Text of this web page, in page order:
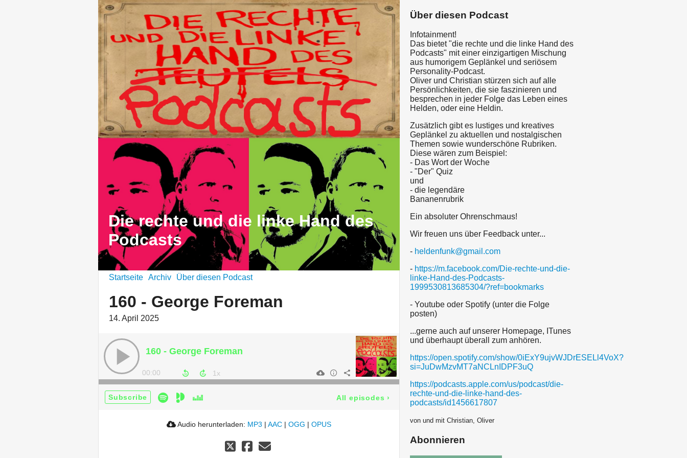
Die rechte und die linke Hand des
Podcasts
Startseite Archiv Über diesen Podcast
160 - George Foreman
14. April 2025
160 - George Foreman
00:00
Subscribe All episodes ›
Audio herunterladen: MP3 | AAC | OGG | OPUS
Über diesen Podcast
Infotainment!
Das bietet "die rechte und die linke Hand des
Podcasts" mit einer einzigartigen Mischung
aus humorigem Geplänkel und seriösem
Personality-Podcast.
Oliver und Christian stürzen sich auf alle
Persönlichkeiten, die sie faszinieren und
besprechen in jeder Folge das Leben eines
Helden, oder eine Heldin.
Zusätzlich gibt es lustiges und kreatives
Geplänkel zu aktuellen und nostalgischen
Themen sowie wunderschöne Rubriken.
Diese wären zum Beispiel:
- Das Wort der Woche
- "Der" Quiz
und
- die legendäre
Bananenrubrik
Ein absoluter Ohrenschmaus!
Wir freuen uns über Feedback unter...
- heldenfunk@gmail.com
- https://m.facebook.com/Die-rechte-und-die-
linke-Hand-des-Podcasts-
1999530813685304/?ref=bookmarks
- Youtube oder Spotify (unter die Folge
posten)
...gerne auch auf unserer Homepage, ITunes
und überhaupt überall zum anhören.
https://open.spotify.com/show/0iExY9ujvWJDrESELl4VoX?
si=JuDwMzvMT7aNCLnIDPF3uQ
https://podcasts.apple.com/us/podcast/die-
rechte-und-die-linke-hand-des-
podcasts/id1456617807
von und mit Christian, Oliver
Abonnieren